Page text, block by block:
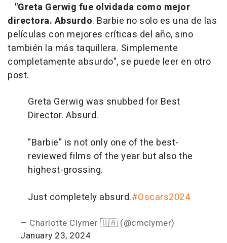
"Greta Gerwig fue olvidada como mejor
directora. Absurdo. Barbie no solo es una de las
películas con mejores críticas del año, sino
también la más taquillera. Simplemente
completamente absurdo", se puede leer en otro
post.
Greta Gerwig was snubbed for Best
Director. Absurd.
"Barbie" is not only one of the best-
reviewed films of the year but also the
highest-grossing.
Just completely absurd.#Oscars2024
— Charlotte Clymer 🇺🇦 (@cmclymer)
January 23, 2024